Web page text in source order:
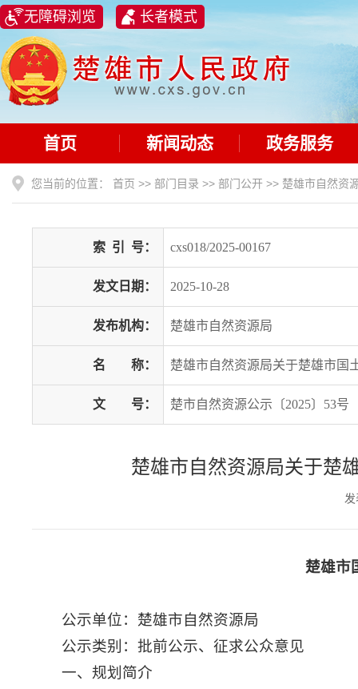
无障碍浏览 长者模式
首页 新闻动态 政务服务
您当前的位置： 首页 >> 部门目录 >> 部门公开 >> 楚雄市自然资
索 引 号： cxs018/2025-00167
发文日期： 2025-10-28
发布机构： 楚雄市自然资源局
名 称： 楚雄市自然资源局关于楚雄市国
文 号： 楚市自然资源公示〔2025〕53号
楚雄市自然资源局关于楚
楚雄市
公示单位：楚雄市自然资源局
公示类别：批前公示、征求公众意见
一、规划简介